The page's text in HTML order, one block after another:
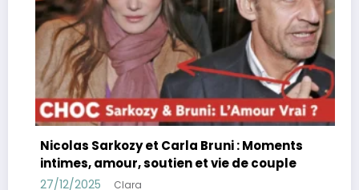
Nicolas Sarkozy et Carla Bruni : Moments
intimes, amour, soutien et vie de couple
27/12/2025 Clara